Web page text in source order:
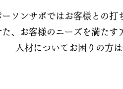
ソンサポではお客様との打
、お客様のニーズを満たす
人材についてお困りの方